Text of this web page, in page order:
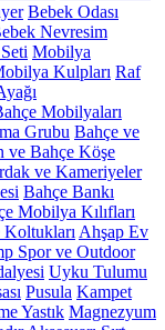
Bebek Odası
Nevresim
Mobilya
Kulpları Raf
Mobilyaları
Grubu Bahçe ve
ve Bahçe Köşe
ve Kameriyeler
Bahçe Bankı
Mobilya Kılıfları
Koltukları Ahşap Ev
Spor ve Outdoor
Uyku Tulumu
Pusula Kampet
Yastık Magnezyum